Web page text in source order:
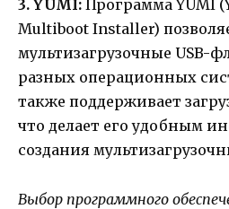
3. YUMI: Программа YUMI
Multiboot Installer)
мультизагрузочные
разных операционных
также поддерживает
что делает его удобным
создания
Выбор программного